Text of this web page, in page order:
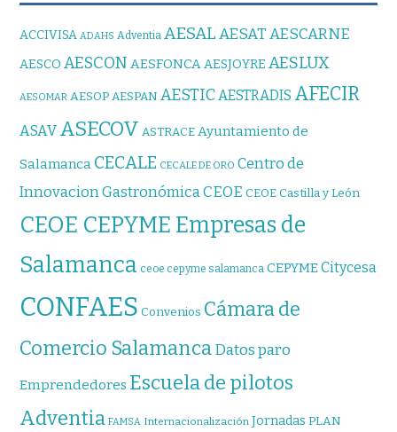
ACCIVISA ADAHS Adventia AESAL AESATAESCARNE
AESCO AESCON AESFONCA AESJOYRE AESLUX
AESOMAR AESOP AESPAN AESTICAESTRADIS AFECIR
ASAVASECOV ASTRACE Ayuntamiento de
Salamanca CECALE CECALE DE ORO Centro de
Innovacion GastronómicaCEOE CEOE Castilla y León
CEOE CEPYME Empresas de
Salamanca ceoe cepyme salamanca CEPYMECitycesa
CONFAES Convenios Cámara de
Comercio SalamancaDatos paro
Emprendedores Escuela de pilotos
Adventia FAMSA Internacionalización Jornadas PLAN